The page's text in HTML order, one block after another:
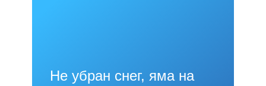
Не убран снег, яма на